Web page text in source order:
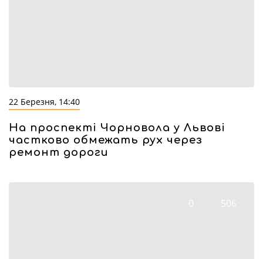
22 Березня, 14:40
На проспекті Чорновола у Львові
частково обмежать рух через
ремонт дороги
0 506